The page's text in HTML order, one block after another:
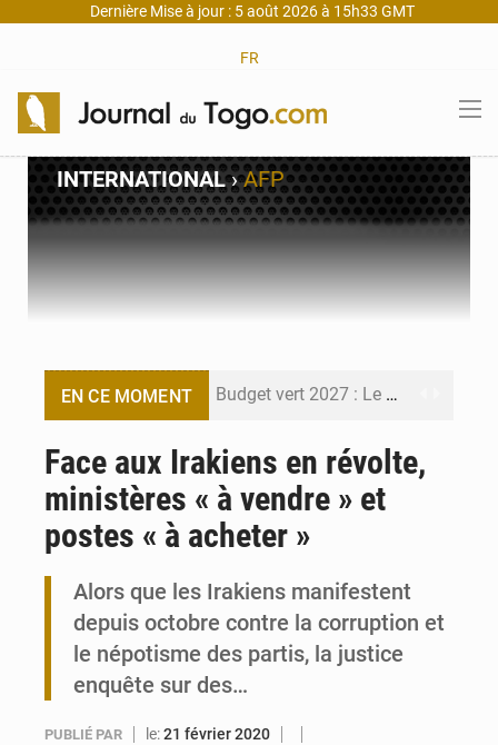
Dernière Mise à jour : 5 août 2026 à 15h33 GMT
FR
INTERNATIONAL›AFP
EN CE MOMENT Budget vert 2027 : Le ministère de l’Économie forme ses cadres à Lomé
Travail domestique non rémunéré : à Saly, l’Afrique veut en mesurer la valeur
Victoire Dogbé prône l’engagement politique des femmes à Kigali
Face aux Irakiens en révolte,
ministères « à vendre » et
postes « à acheter »
Alors que les Irakiens manifestent
depuis octobre contre la corruption et
le népotisme des partis, la justice
enquête sur des…
PUBLIÉ PAR le:21 février 2020